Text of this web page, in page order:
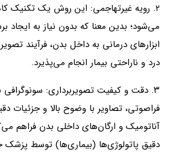
۲. رویه غیرتهاجمی: این روش یک تکنیک
می‌شود؛ بدین معنا که بدون نیاز به ایجاد
ابزارهای درمانی به داخل بدن، فرآیند
درد و ناراحتی بیمار انجام می‌پذیرد.
۳. دقت و کیفیت تصویربرداری: سونوگرافی
فراصوتی، تصاویر با وضوح بالا و جزئیات
آناتومیک و ارگان‌های داخلی بدن فراهم
دقیق پاتولوژی‌ها (بیماری‌ها) توسط